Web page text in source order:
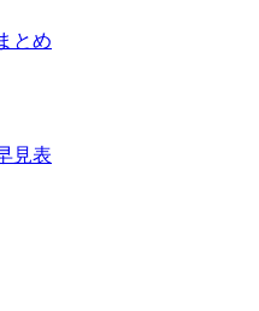
とめ
見表